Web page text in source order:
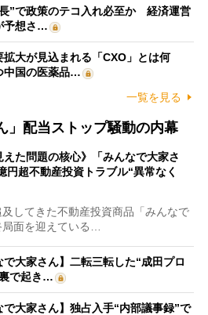
”で政策のテコ入れ必至か 経済運営
予想さ…
大が見込まれる「CXO」とは何
国の医薬品…
一覧を見る
」配当ストップ騒動の内幕
えた問題の核心》「みんなで大家さ
円超不動産投資トラブル“異常なく
してきた不動産投資商品「みんなで
面を迎えている…
で大家さん】二転三転した“成田プロ
で起き…
で大家さん】独占入手“内部議事録”で